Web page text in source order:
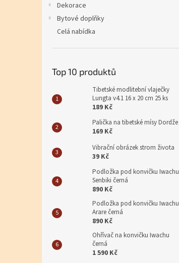
Dekorace
Bytové doplňky
Celá nabídka
Top 10 produktů
Tibetské modlitební vlaječky
Lungta v4.1 16 x 20 cm 25 ks
189 Kč
Palička na tibetské mísy Dordže
169 Kč
Vibrační obrázek strom života
39 Kč
Podložka pod konvičku Iwachu
Senbiki černá
890 Kč
Podložka pod konvičku Iwachu
Arare černá
890 Kč
Ohřívač na konvičku Iwachu
černá
1 590 Kč